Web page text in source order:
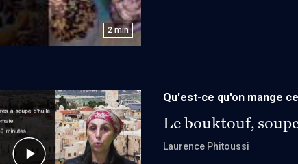
2 min
Qu'est-ce qu'on mange
Le bouktouf,
Laurence Phitoussi